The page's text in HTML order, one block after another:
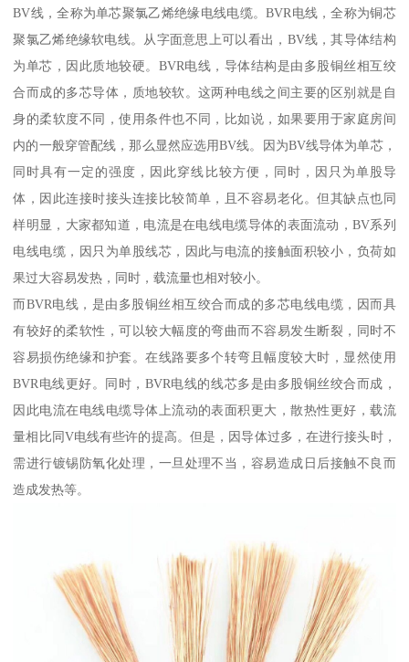
BV线，全称为单芯聚氯乙烯绝缘电线电缆。BVR电线，全称为铜芯
聚氯乙烯绝缘软电线。从字面意思上可以看出，BV线，其导体结构
为单芯，因此质地较硬。BVR电线，导体结构是由多股铜丝相互绞
合而成的多芯导体，质地较软。这两种电线之间主要的区别就是自
身的柔软度不同，使用条件也不同，比如说，如果要用于家庭房间
内的一般穿管配线，那么显然应选用BV线。因为BV线导体为单芯，
同时具有一定的强度，因此穿线比较方便，同时，因只为单股导
体，因此连接时接头连接比较简单，且不容易老化。但其缺点也同
样明显，大家都知道，电流是在电线电缆导体的表面流动，BV系列
电线电缆，因只为单股线芯，因此与电流的接触面积较小，负荷如
果过大容易发热，同时，载流量也相对较小。
而BVR电线，是由多股铜丝相互绞合而成的多芯电线电缆，因而具
有较好的柔软性，可以较大幅度的弯曲而不容易发生断裂，同时不
容易损伤绝缘和护套。在线路要多个转弯且幅度较大时，显然使用
BVR电线更好。同时，BVR电线的线芯多是由多股铜丝绞合而成，
因此电流在电线电缆导体上流动的表面积更大，散热性更好，载流
量相比同V电线有些许的提高。但是，因导体过多，在进行接头时，
需进行镀锡防氧化处理，一旦处理不当，容易造成日后接触不良而
造成发热等。